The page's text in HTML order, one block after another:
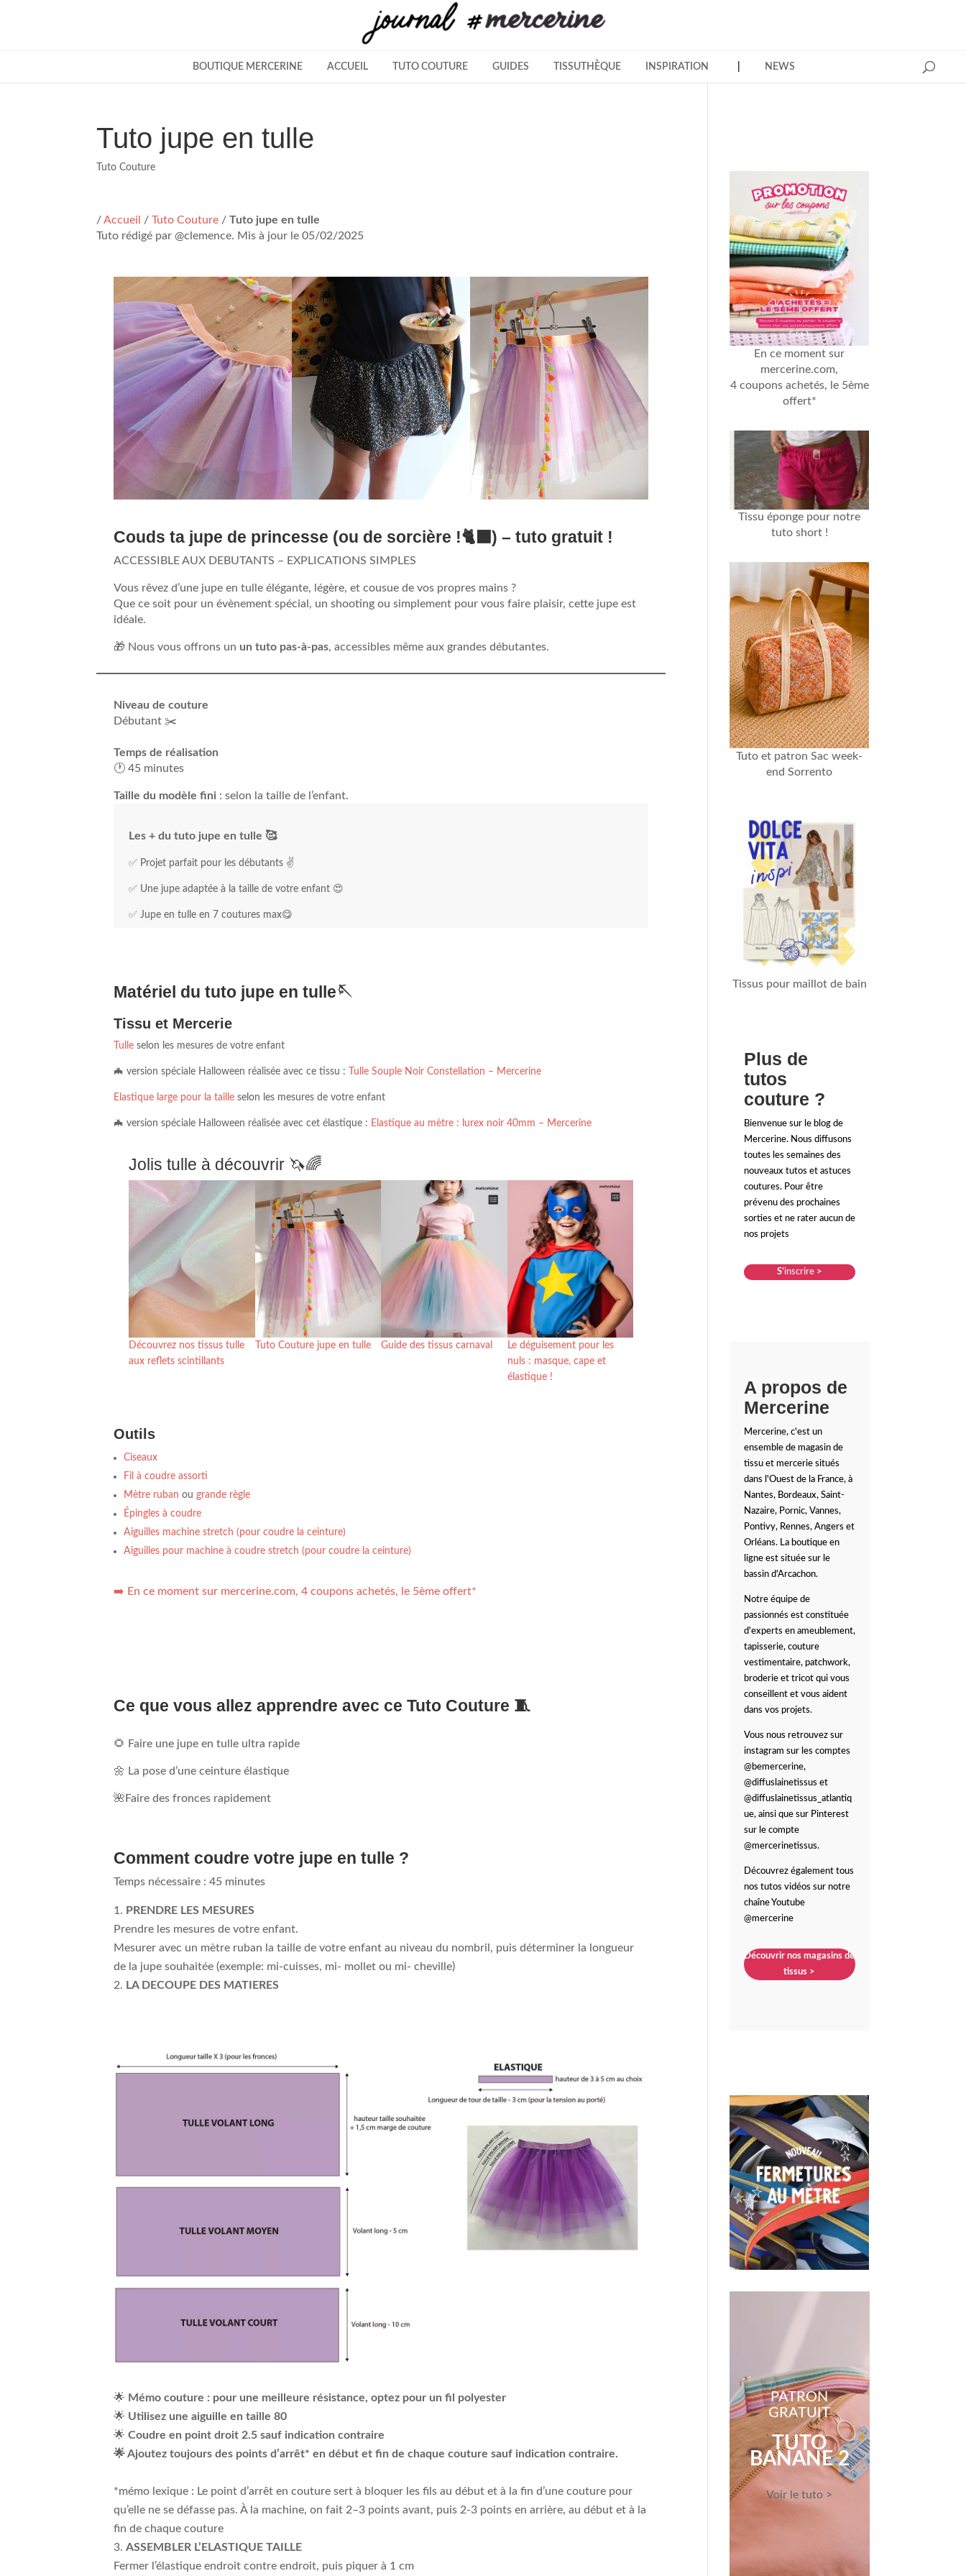
BOUTIQUE MERCERINE ACCUEIL TUTO COUTURE GUIDES TISSUTHÈQUE INSPIRATION NEWS
Tuto jupe en tulle
Tuto Couture
/Accueil /Tuto Couture /Tuto jupe en tulle
Tuto rédigé par @clemence. Mis à jour le 05/02/2025
Couds ta jupe de princesse (ou de sorcière !🐈‍⬛) – tuto gratuit !
ACCESSIBLE AUX DEBUTANTS – EXPLICATIONS SIMPLES
Vous rêvez d’une jupe en tulle élégante, légère, et cousue de vos propres mains ?
Que ce soit pour un évènement spécial, un shooting ou simplement pour vous faire plaisir, cette jupe est
idéale.
🎁 Nous vous offrons un un tuto pas-à-pas, accessibles même aux grandes débutantes.
Niveau de couture
Débutant ✂️
Temps de réalisation
🕐 45 minutes
Taille du modèle fini : selon la taille de l’enfant.
Les + du tuto jupe en tulle 🥰
✅ Projet parfait pour les débutants ✌️
✅ Une jupe adaptée à la taille de votre enfant 😍
✅ Jupe en tulle en 7 coutures max😋
Matériel du tuto jupe en tulle🪡
Tissu et Mercerie
Tulleselon les mesures de votre enfant
🦇 version spéciale Halloween réalisée avec ce tissu : Tulle Souple Noir Constellation – Mercerine
Elastique large pour la taille selon les mesures de votre enfant
🦇 version spéciale Halloween réalisée avec cet élastique : Elastique au mètre : lurex noir 40mm – Mercerine
Jolis tulle à découvrir 🦄🌈
Découvrez nos tissus tulle
aux reflets scintillants
Tuto Couture jupe en tulle Guide des tissus carnaval
Le déguisement pour les
nuls : masque, cape et
élastique !
Outils
Ciseaux
Fil à coudre assorti
Mètre ruban ougrande règle
Épingles à coudre
Aiguilles machine stretch (pour coudre la ceinture)
Aiguilles pour machine à coudre stretch (pour coudre la ceinture)
➡️ En ce moment sur mercerine.com, 4 coupons achetés, le 5ème offert*
Ce que vous allez apprendre avec ce Tuto Couture 🧵
🌻 Faire une jupe en tulle ultra rapide
🌼 La pose d’une ceinture élastique
🌺Faire des fronces rapidement
Comment coudre votre jupe en tulle ?
Temps nécessaire :45 minutes
PRENDRE LES MESURES
Prendre les mesures de votre enfant.
Mesurer avec un mètre ruban la taille de votre enfant au niveau du nombril, puis déterminer la longueur
de la jupe souhaitée (exemple: mi-cuisses, mi- mollet ou mi- cheville)
LA DECOUPE DES MATIERES
🌟 Mémo couture : pour une meilleure résistance, optez pour un fil polyester
🌟 Utilisez une aiguille en taille 80
🌟Coudre en point droit 2.5 sauf indication contraire
🌟 Ajoutez toujours des points d’arrêt* en début et fin de chaque couture sauf indication contraire.
*mémo lexique : Le point d’arrêt en couture sert à bloquer les fils au début et à la fin d’une couture pour
qu’elle ne se défasse pas. À la machine, on fait 2–3 points avant, puis 2-3 points en arrière, au début et à la
fin de chaque couture
ASSEMBLER L’ELASTIQUE TAILLE
Fermer l’élastique endroit contre endroit, puis piquer à 1 cm
En ce moment sur
mercerine.com,
4 coupons achetés, le 5ème
offert*
Tissu éponge pour notre
tuto short!
Tuto et patron Sac week-
end Sorrento
Tissus pour maillot de bain
Plus de
tutos
couture ?
Bienvenue sur le blog de
Mercerine. Nous diffusons
toutes les semaines des
nouveaux tutos et astuces
coutures. Pour être
prévenu des prochaines
sorties et ne rater aucun de
nos projets
S'inscrire>
A propos de
Mercerine
Mercerine, c'est un
ensemble de magasin de
tissu et mercerie situés
dans l'Ouest de la France, à
Nantes, Bordeaux, Saint-
Nazaire, Pornic, Vannes,
Pontivy, Rennes, Angers et
Orléans. La boutique en
ligne est située sur le
bassin d'Arcachon.
Notre équipe de
passionnés est constituée
d'experts en ameublement,
tapisserie, couture
vestimentaire, patchwork,
broderie et tricot qui vous
conseillent et vous aident
dans vos projets.
Vous nous retrouvez sur
instagram sur les comptes
@bemercerine,
@diffuslainetissus et
@diffuslainetissus_atlantiq
ue, ainsi que sur Pinterest
sur le compte
@mercerinetissus.
Découvrez également tous
nos tutos vidéos sur notre
chaîne Youtube
@mercerine
Découvrir nos magasins de
tissus >
PATRON
GRATUIT
TUTO
BANANE 2
Voir le tuto >